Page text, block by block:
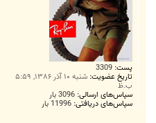
پست: 3309
تاریخ عضویت: شنبه ۱۰ آذر ۱۳۸۶, ۵:۵۹
ب.ظ
سپاس‌های ارسالی: 3096 بار
سپاس‌های دریافتی: 11996 بار